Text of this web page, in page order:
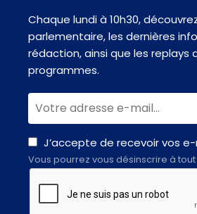
Chaque lundi à 10h30,
parlementaire, les dernières
rédaction, ainsi que les replays
programmes.
J’accepte de recevoir vos e-
Vous pourrez vous désinscrire à